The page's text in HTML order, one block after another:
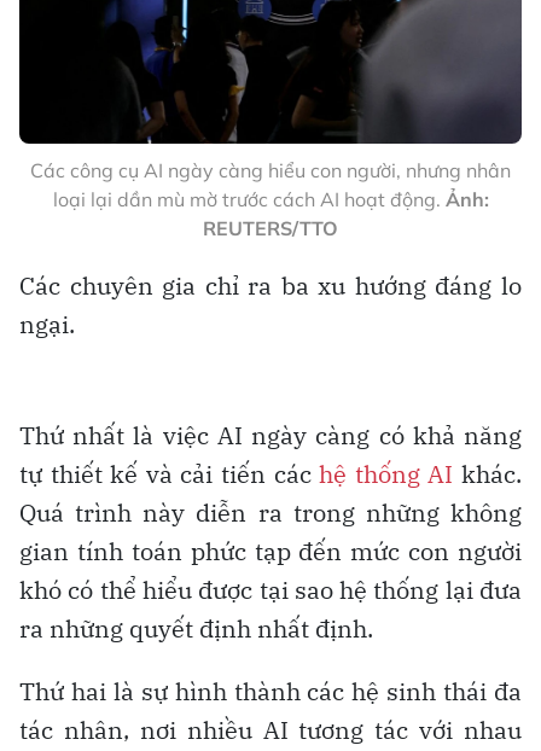
Các công cụ AI ngày càng hiểu con người, nhưng nhân
loại lại dần mù mờ trước cách AI hoạt động. Ảnh:
REUTERS/TTO
Các chuyên gia chỉ ra ba xu hướng đáng lo
ngại.
Thứ nhất là việc AI ngày càng có khả năng
tự thiết kế và cải tiến cáchệ thống AI khác.
Quá trình này diễn ra trong những không
gian tính toán phức tạp đến mức con người
khó có thể hiểu được tại sao hệ thống lại đưa
ra những quyết định nhất định.
Thứ hai là sự hình thành các hệ sinh thái đa
tác nhân, nơi nhiều AI tương tác với nhau